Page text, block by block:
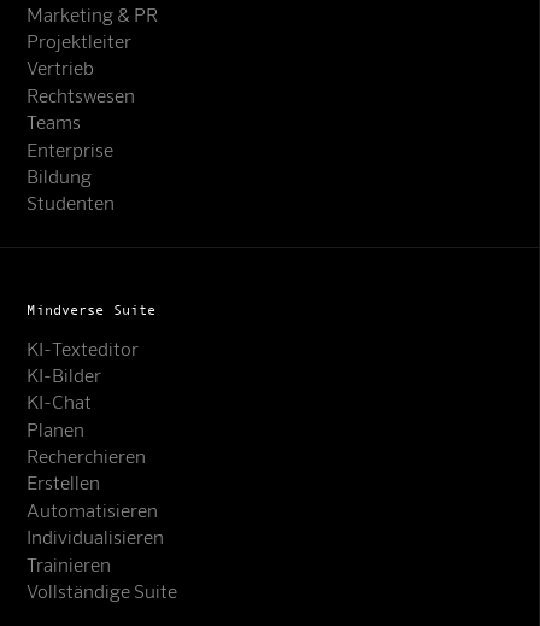
Marketing & PR
Projektleiter
Vertrieb
Rechtswesen
Teams
Enterprise
Bildung
Studenten
Mindverse Suite
KI-Texteditor
KI-Bilder
KI-Chat
Planen
Recherchieren
Erstellen
Automatisieren
Individualisieren
Trainieren
Vollständige Suite